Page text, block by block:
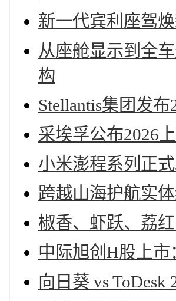
新一代宾利座驾
从座舱显示到全
构
Stellantis集团发
采埃孚公布2026
小米澎程系列正
跨越山海护航实
椒香、虾跃、荔
中际旭创H股上
向日葵 vs